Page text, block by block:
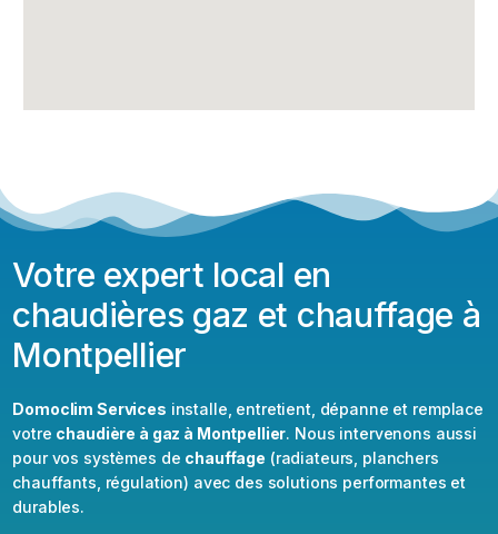
Votre expert local en
chaudières gaz et chauffage à
Montpellier
Domoclim Services installe, entretient, dépanne et remplace
votre chaudière à gaz à Montpellier. Nous intervenons aussi
pour vos systèmes de chauffage (radiateurs, planchers
chauffants, régulation) avec des solutions performantes et
durables.